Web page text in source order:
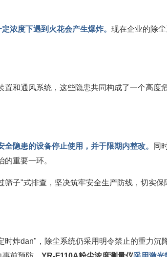
浓度下遇到火花会产生爆炸。现在企业的除
和通风系统，这些隐患共同构成了一个高度
全隐患的设备停止使用，并于限期内整改。
同
重要一环。
子"式排查，坚决筑牢安全生产防线，切实
炸dan"，除尘系统仍采用明令禁止的重力沉